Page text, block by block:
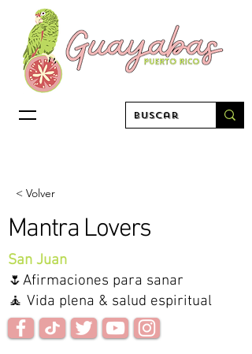
< Volver
Mantra Lovers
San Juan
🌷Afirmaciones para sanar
🧘 Vida plena & salud espiritual